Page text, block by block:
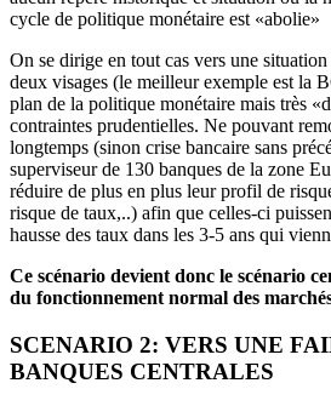
cycle de politique monétaire est «abolie»
On se dirige en tout cas vers une
deux visages (le meilleur exemple est la
plan de la politique monétaire mais très
contraintes prudentielles. Ne pouvant
longtemps (sinon crise bancaire sans
superviseur de 130 banques de la zone
réduire de plus en plus leur profil de
risque de taux,..) afin que celles-ci
hausse des taux dans les 3-5 ans qui
Ce scénario devient donc le scénario
du fonctionnement normal des
SCENARIO 2: VERS UNE
BANQUES CENTRALES